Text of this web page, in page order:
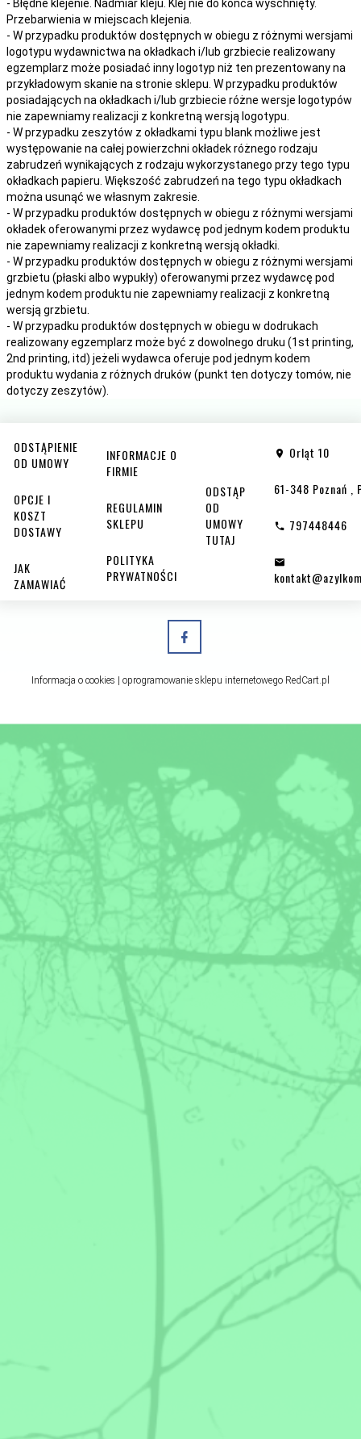
- Błędne klejenie. Nadmiar kleju. Klej nie do końca wyschnięty.
Przebarwienia w miejscach klejenia.
- W przypadku produktów dostępnych w obiegu z różnymi wersjami
logotypu wydawnictwa na okładkach i/lub grzbiecie realizowany
egzemplarz może posiadać inny logotyp niż ten prezentowany na
przykładowym skanie na stronie sklepu. W przypadku produktów
posiadających na okładkach i/lub grzbiecie różne wersje logotypów
nie zapewniamy realizacji z konkretną wersją logotypu.
- W przypadku zeszytów z okładkami typu blank możliwe jest
występowanie na całej powierzchni okładek różnego rodzaju
zabrudzeń wynikających z rodzaju wykorzystanego przy tego typu
okładkach papieru. Większość zabrudzeń na tego typu okładkach
można usunąć we własnym zakresie.
- W przypadku produktów dostępnych w obiegu z różnymi wersjami
okładek oferowanymi przez wydawcę pod jednym kodem produktu
nie zapewniamy realizacji z konkretną wersją okładki.
- W przypadku produktów dostępnych w obiegu z różnymi wersjami
grzbietu (płaski albo wypukły) oferowanymi przez wydawcę pod
jednym kodem produktu nie zapewniamy realizacji z konkretną
wersją grzbietu.
- W przypadku produktów dostępnych w obiegu w dodrukach
realizowany egzemplarz może być z dowolnego druku (1st printing,
2nd printing, itd) jeżeli wydawca oferuje pod jednym kodem
produktu wydania z różnych druków (punkt ten dotyczy tomów, nie
dotyczy zeszytów).
ODSTĄPIENIE
OD UMOWY
OPCJE I
KOSZT
DOSTAWY
JAK
ZAMAWIAĆ
INFORMACJE O
FIRMIE
REGULAMIN
SKLEPU
POLITYKA
PRYWATNOŚCI
ODSTĄP
OD
UMOWY
TUTAJ
Orląt 10
61-348 Poznań
797448446
Informacja o cookies | oprogramowanie sklepu internetowego RedCart.pl